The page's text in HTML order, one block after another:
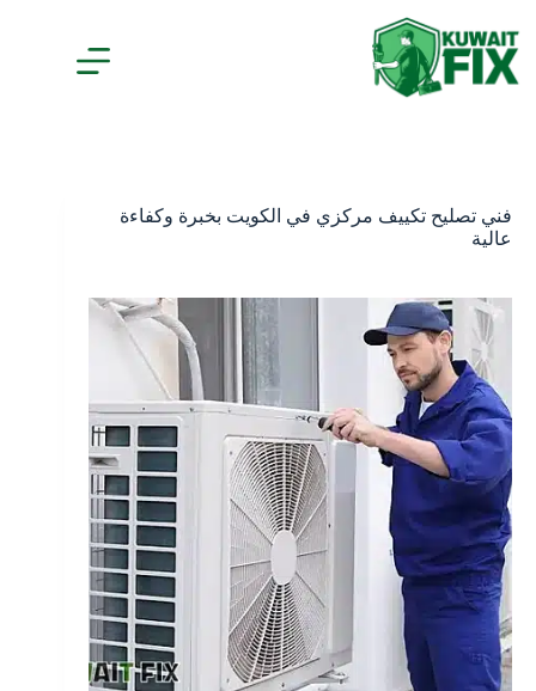
إلى
المحتوى
فني تصليح تكييف مركزي في الكويت بخبرة وكفاءة
عالية